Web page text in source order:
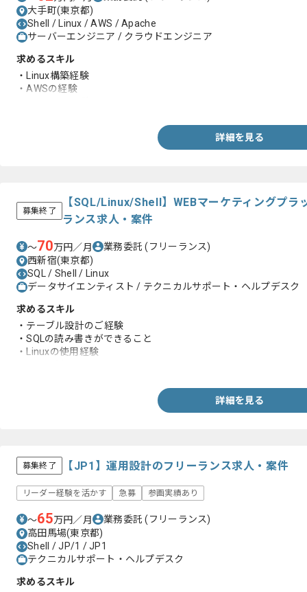
大手町(東京都)
Shell / Linux / AWS / Apache
サーバーエンジニア / クラウドエンジニア
求めるスキル
・Linux構築経験
・AWSの経験
詳細を見る
募集終了
【SQL/Linux/Shell】WEBマーケティングプラ
ランス求人・案件
〜70万円／月 業務委託(フリーランス)
西新宿(東京都)
SQL / Shell / Linux
データサイエンティスト / テクニカルサポート・ヘルプデスク
求めるスキル
・テーブル設計のご経験
・SQLの読み書きができること
・Linuxの使用経験
詳細を見る
募集終了 【JP1】運用設計のフリーランス求人・案件
リーダー経験を活かす 急募 参画実績あり
〜65万円／月 業務委託(フリーランス)
高田馬場(東京都)
Shell / JP/1 / JP1
テクニカルサポート・ヘルプデスク
求めるスキル